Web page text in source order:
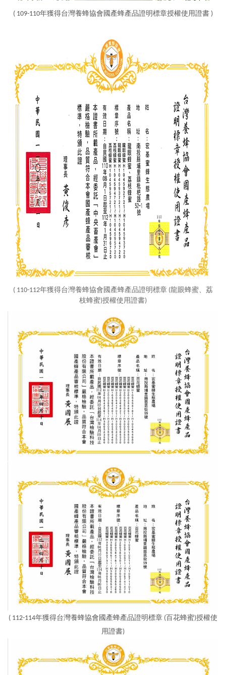
( 109-110年獲得台灣養蜂協會國產蜂產品證明標章授權使用證書 )
( 110-112年獲得台灣養蜂協會國產蜂產品證明標章 (龍眼蜂蜜、荔
枝蜂蜜)授權使用證書)
( 112-114年獲得台灣養蜂協會國產蜂產品證明標章 (百花蜂蜜)授權使
用證書)